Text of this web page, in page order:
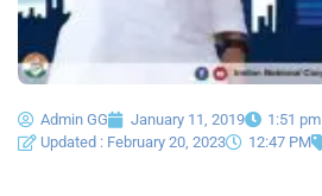
Admin GG January 11, 2019
1:51 pm
Updated : February 20, 2023
12:47 PM